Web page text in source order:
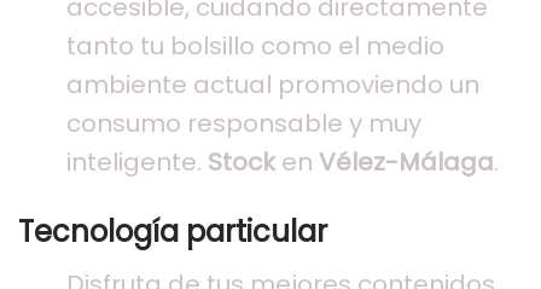
accesible, cuidando directamente
tanto tu bolsillo como el medio
ambiente actual promoviendo un
consumo responsable y muy
inteligente. Stocken Vélez-Málaga.
Tecnología particular